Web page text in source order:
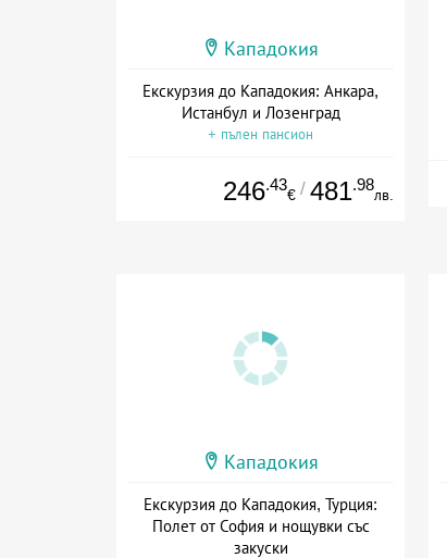
Кападокия
Екскурзия до Кападокия: Анкара,
Истанбул и Лозенград
+ пълен пансион
246.43
€ / 481.98
лв.
Кападокия
Екскурзия до Кападокия, Турция:
Полет от София и нощувки със
закуски